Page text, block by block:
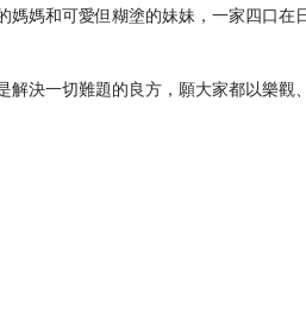
媽和可愛但糊塗的妹妹，一家四口在
解決一切難題的良方，願大家都以樂觀